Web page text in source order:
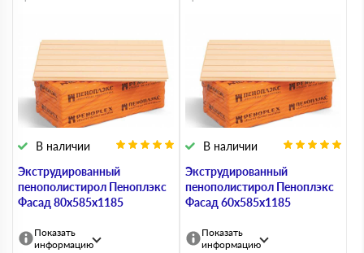
Экструдированный
пенополистирол Пеноплэкс
Фасад 80х585х1185
В наличии
Показать
информацию
Экструдированный
пенополистирол Пеноплэкс
Фасад 60х585х1185
В наличии
Показать
информацию